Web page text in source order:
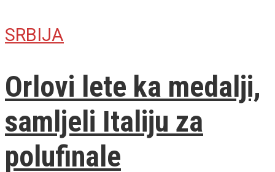
SRBIJA
Orlovi lete ka medalji,
samljeli Italiju za
polufinale